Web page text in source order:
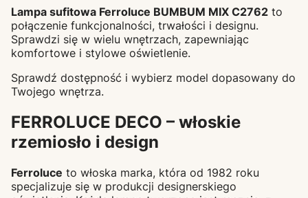
Lampa sufitowa Ferroluce BUMBUM MIX C2762 to
połączenie funkcjonalności, trwałości i designu.
Sprawdzi się w wielu wnętrzach, zapewniając
komfortowe i stylowe oświetlenie.
Sprawdź dostępność i wybierz model dopasowany do
Twojego wnętrza.
FERROLUCE DECO – włoskie
rzemiosło i design
Ferroluce to włoska marka, która od 1982 roku
specjalizuje się w produkcji designerskiego